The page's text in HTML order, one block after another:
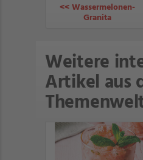
<< Wassermelonen-
Granita
Weitere
Artikel aus